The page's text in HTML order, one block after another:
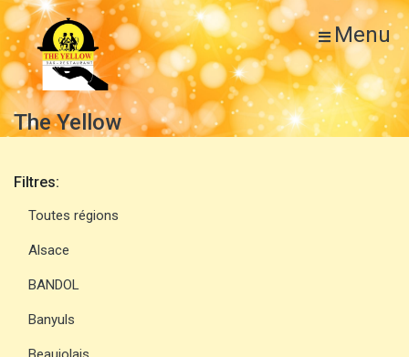
Menu
The Yellow
Filtres:
Toutes régions
Alsace
BANDOL
Banyuls